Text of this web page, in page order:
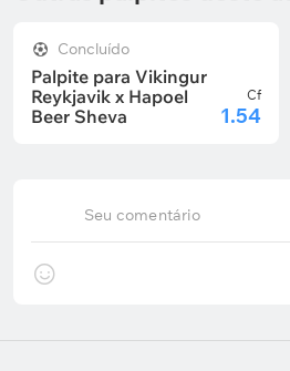
Concluído
Palpite para Vikingur
Reykjavik x Hapoel
Beer Sheva
Cf
1.54
Seu comentário